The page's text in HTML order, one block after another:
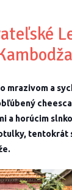
mrazivom a
a horúcim
tentokrát